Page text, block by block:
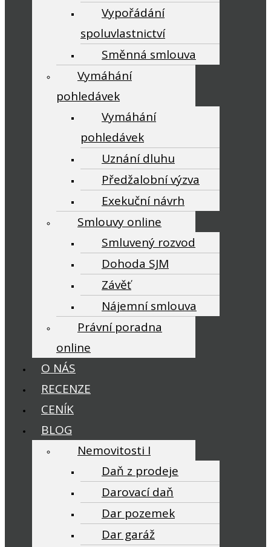
Vypořádání
spoluvlastnictví
Směnná smlouva
Vymáhání
pohledávek
Vymáhání
pohledávek
Uznání dluhu
Předžalobní výzva
Exekuční návrh
Smlouvy online
Smluvený rozvod
Dohoda SJM
Závěť
Nájemní smlouva
Právní poradna
online
O NÁS
RECENZE
CENÍK
BLOG
Nemovitosti I
Daň z prodeje
Darovací daň
Dar pozemek
Dar garáž